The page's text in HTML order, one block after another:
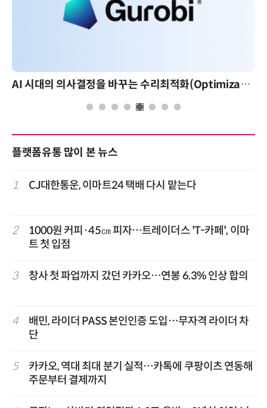
AI 시대의 의사결정을 바꾸는 수리최적화(Optimization): 실제 산업 적용 사례와 활용 전략
플랫폼유통 많이 본 뉴스
1 CJ대한통운, 이마트24 택배 다시 맡는다
2
1000원 커피·45㎝ 피자…트레이더스 'T-카페', 이마
트 첫 입점
3 창사 첫 파업까지 갔던 카카오…연봉 6.3% 인상 합의
4
배민, 라이더 PASS 본인인증 도입…무자격 라이더 차
단
5
카카오, 역대 최대 분기 실적…카톡에 쿠팡이츠 연동해
주문부터 결제까지